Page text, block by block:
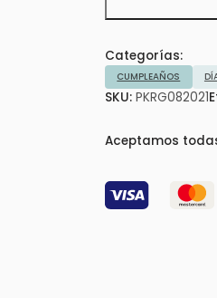
Categorías:
CUMPLEAÑOS
SKU: PKRG082021
Aceptamos